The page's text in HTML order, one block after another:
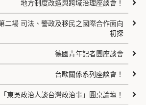
地方制度改造與跨域治理座談會！
二場 司法、警政及移民之國際合作面向
初探
德國青年記者團座談會
台歐關係系列座談會！
「東吳政治人談台灣政治事」圓桌論壇！